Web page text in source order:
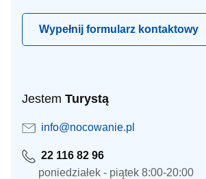
Wypełnij formularz kontaktowy
Jestem Turystą
info@nocowanie.pl
22 116 82 96
poniedziałek - piątek 8:00-20:00